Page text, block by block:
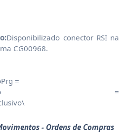
Disponibilizado conector RSI na
CG00968.
=
=
- Ordens de Compras